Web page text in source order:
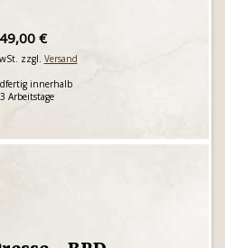
49,00 €
zzgl. Versand
innerhalb
Arbeitstage